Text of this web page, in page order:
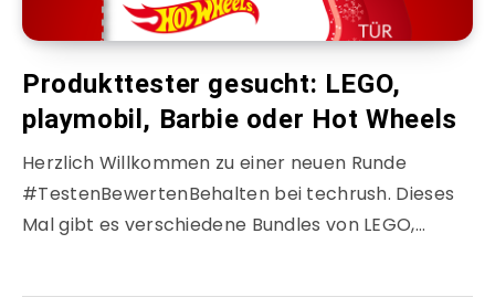
Produkttester gesucht: LEGO,
playmobil, Barbie oder Hot Wheels
Herzlich Willkommen zu einer neuen Runde
#TestenBewertenBehalten bei techrush. Dieses
Mal gibt es verschiedene Bundles von LEGO,…